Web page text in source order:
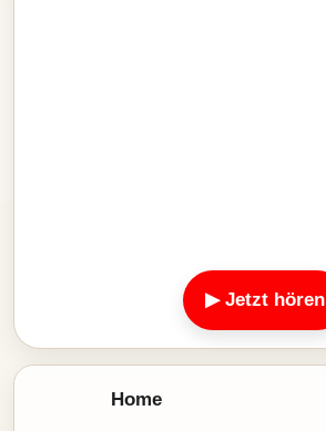
▶ Jetzt hören
Home